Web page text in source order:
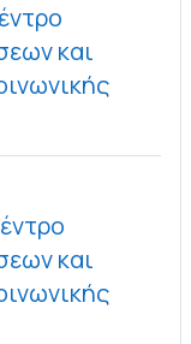
και
και